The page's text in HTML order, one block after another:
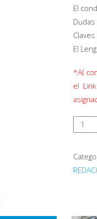
El
El
*Al
el
Taller
de
Jurídica